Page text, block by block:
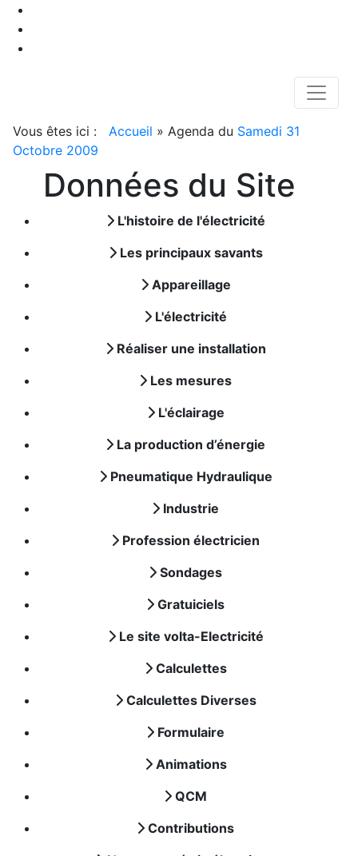
Vous êtes ici : Accueil » Agenda du Samedi 31
Octobre 2009
Données du Site
L'histoire de l'électricité
Les principaux savants
Appareillage
L'électricité
Réaliser une installation
Les mesures
L'éclairage
La production d’énergie
Pneumatique Hydraulique
Industrie
Profession électricien
Sondages
Gratuiciels
Le site volta-Electricité
Calculettes
Calculettes Diverses
Formulaire
Animations
QCM
Contributions